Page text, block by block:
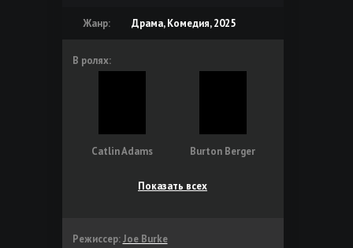
Жанр: Драма, Комедия, 2025
В ролях:
Catlin Adams Burton Berger
Показать всех
Режиссер: Joe Burke